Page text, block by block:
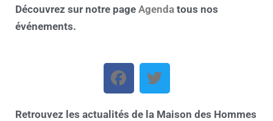
Découvrez sur notre page Agenda tous nos
événements.
Retrouvez les actualités de la Maison des Hommes